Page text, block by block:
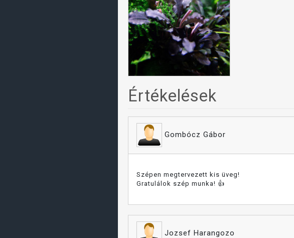
Értékelések
Gombócz Gábor
Szépen megtervezett kis üveg!
Gratulálok szép munka! 👍
Jozsef Harangozo